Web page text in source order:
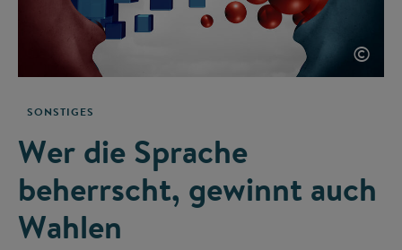
©
SONSTIGES
Wer die Sprache
beherrscht, gewinnt auch
Wahlen